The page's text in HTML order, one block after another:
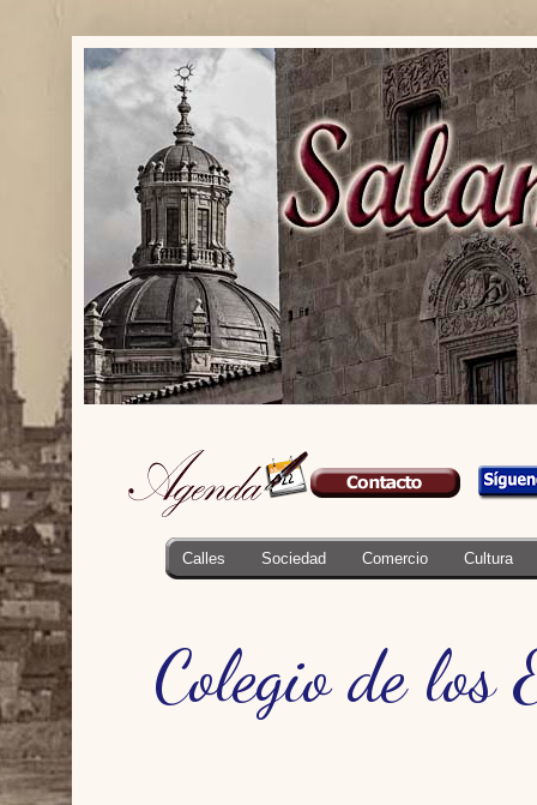
Calles Sociedad Comercio Cultura
Colegio de los